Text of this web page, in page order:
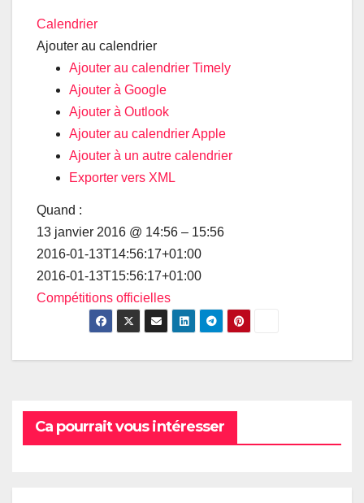
Calendrier
Ajouter au calendrier
Ajouter au calendrier Timely
Ajouter à Google
Ajouter à Outlook
Ajouter au calendrier Apple
Ajouter à un autre calendrier
Exporter vers XML
Quand :
13 janvier 2016 @ 14:56 – 15:56
2016-01-13T14:56:17+01:00
2016-01-13T15:56:17+01:00
Compétitions officielles
Ca pourrait vous intéresser